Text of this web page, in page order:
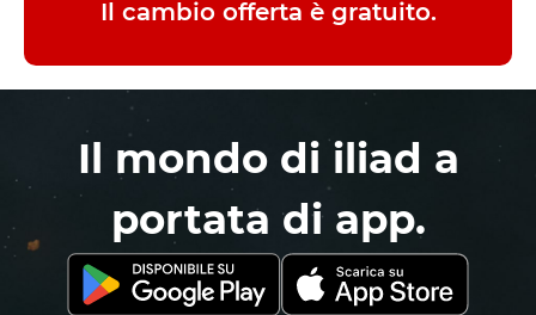
Il cambio offerta è gratuito.
Il mondo di iliad a
portata di app.